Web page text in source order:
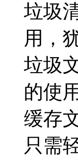
垃圾
用，
垃圾
的使
缓存
只需